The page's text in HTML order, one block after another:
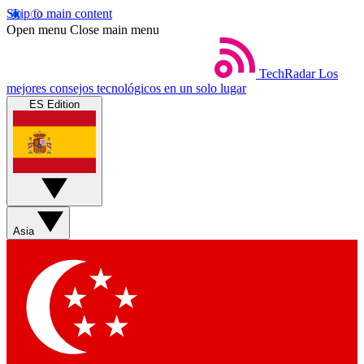
Skip to main content
Open menu Close main menu
TechRadar Los
mejores consejos tecnológicos en un solo lugar
ES Edition
Asia